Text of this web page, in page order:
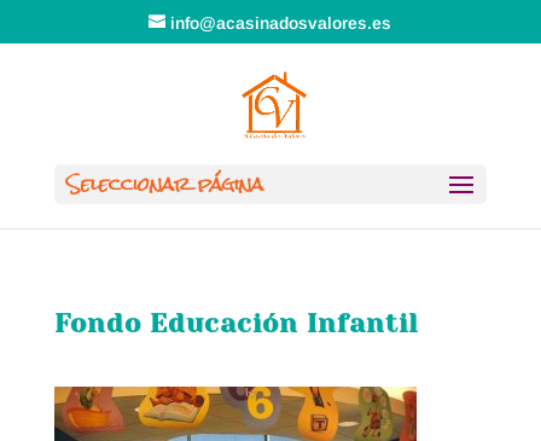
info@acasinadosvalores.es
Seleccionar página
Fondo Educación Infantil